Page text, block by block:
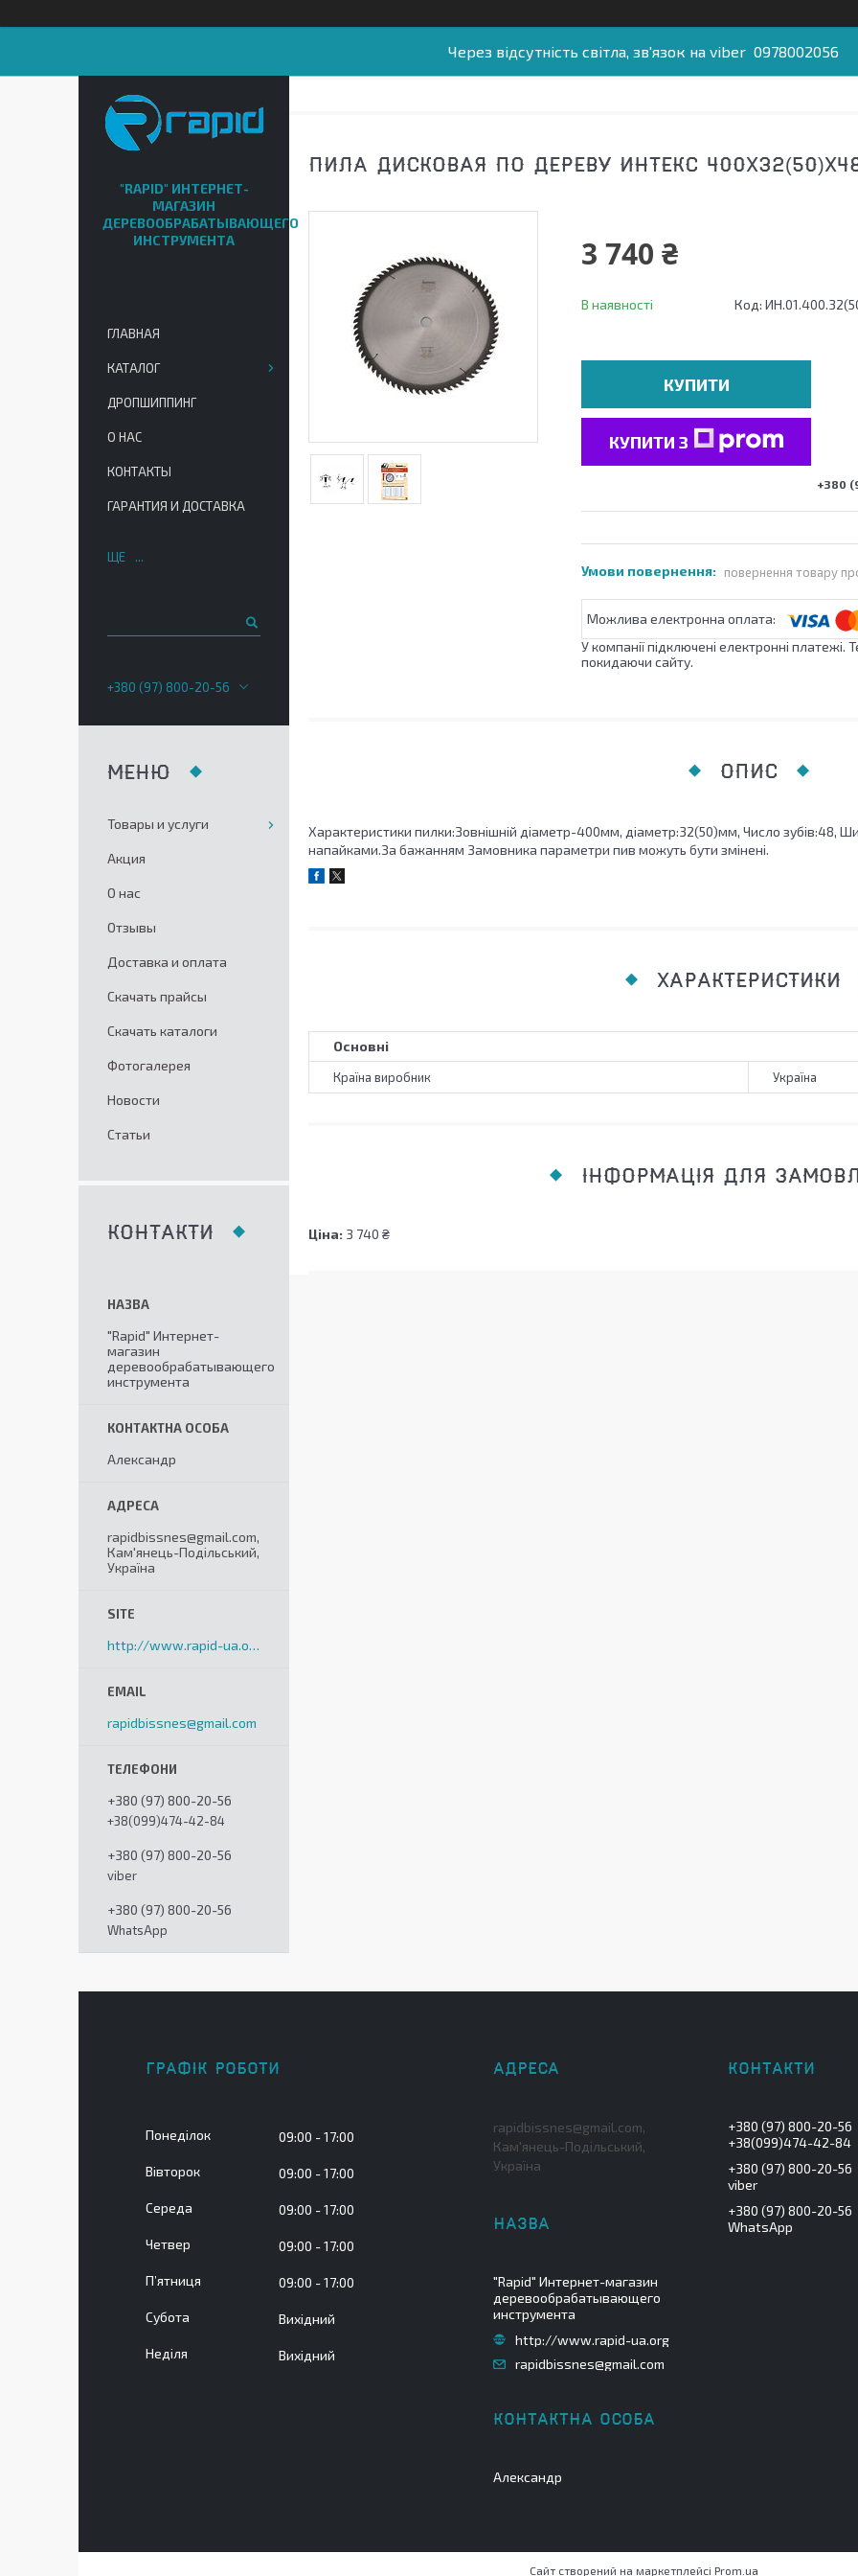
Через відсутність світла, зв'язок на viber 0978002056
ПИЛА ДИСКОВАЯ ПО ДЕРЕВУ ИНТЕКС
3 740 ₴
В наявності Код:
КУПИТИ
КУПИТИ З
+380
повернення товару
У компанії підключені електронні
покидаючи сайту.
ОПИС
Характеристики пилки:Зовнішній діаметр-400мм, діаметр:32(50)мм, Число зубів:48,
напайками.За бажанням Замовника параметри пив можуть бути змінені.
ХАРАКТЕРИСТИКИ
Основні
Країна виробник Україна
ІНФОРМАЦІЯ ДЛЯ
Ціна: 3 740 ₴
"RAPID" ИНТЕРНЕТ-
МАГАЗИН
ДЕРЕВООБРАБАТЫВАЮЩЕГО
ИНСТРУМЕНТА
ГЛАВНАЯ
КАТАЛОГ
ДРОПШИППИНГ
О НАС
КОНТАКТЫ
ГАРАНТИЯ И ДОСТАВКА
ЩЕ
+380 (97) 800-20-56
Товары и услуги
Акция
О нас
Отзывы
Доставка и оплата
Скачать прайсы
Скачать каталоги
Фотогалерея
Новости
Статьи
КОНТАКТИ
"Rapid" Интернет-
магазин
деревообрабатывающего
инструмента
Александр
rapidbissnes@gmail.com,
Кам'янець-Подільський,
Україна
http://www.rapid-ua.org
rapidbissnes@gmail.com
+380 (97) 800-20-56
+38(099)474-42-84
+380 (97) 800-20-56
viber
+380 (97) 800-20-56
WhatsApp
ГРАФІК РОБОТИ
Понеділок 09:00 17:00
Вівторок 09:00 17:00
Середа 09:00 17:00
Четвер 09:00 17:00
Пʼятниця 09:00 17:00
Субота Вихідний
Неділя Вихідний
rapidbissnes@gmail.com,
Кам'янець-Подільський,
Україна
"Rapid" Интернет-магазин
деревообрабатывающего
инструмента
http://www.rapid-ua.org
rapidbissnes@gmail.com
Александр
+380 (97) 800-20-56
+38(099)474-42-84
+380 (97) 800-20-56
viber
+380 (97) 800-20-56
WhatsApp
Сайт створений на маркетплейсі Prom.ua